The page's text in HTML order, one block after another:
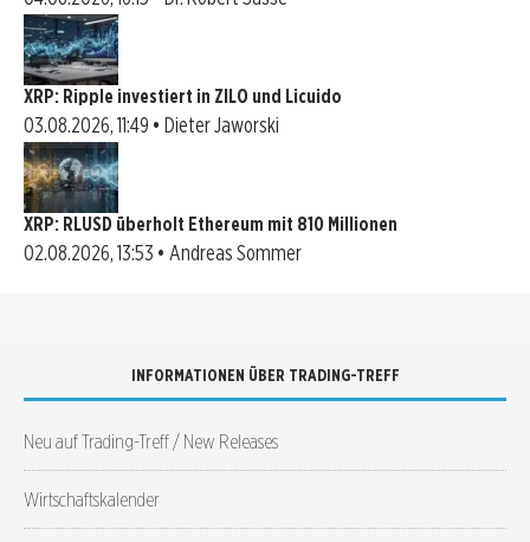
XRP: Ripple investiert in ZILO und Licuido
03.08.2026, 11:49 • Dieter Jaworski
XRP: RLUSD überholt Ethereum mit 810 Millionen
02.08.2026, 13:53 • Andreas Sommer
INFORMATIONEN ÜBER TRADING-TREFF
Neu auf Trading-Treff / New Releases
Wirtschaftskalender